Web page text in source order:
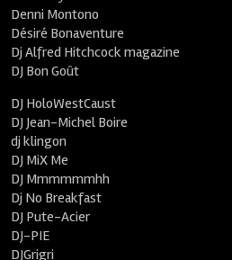
Denni Montono
Désiré Bonaventure
Dj Alfred Hitchcock magazine
DJ Bon Goût
DJ HoloWestCaust
DJ Jean-Michel Boire
dj klingon
DJ MiX Me
DJ Mmmmmmhh
Dj No Breakfast
DJ Pute-Acier
DJ-PIE
DJGrigri